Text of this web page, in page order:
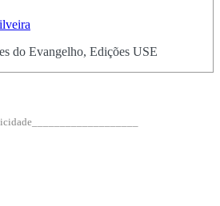
do Evangelho, Edições USE